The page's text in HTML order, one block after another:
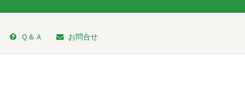
Ｑ＆Ａ お問合せ